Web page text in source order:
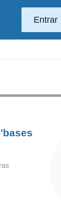
Entrar
'bases